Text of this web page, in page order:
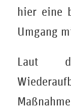
hier eine
Umgang
Laut